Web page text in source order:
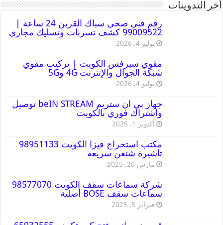
أخر التدوينات
رقم فني صحي سباك القرين 24 ساعة |
99009522 كشف تسربات وتسليك مجاري
يوليو 4, 2026
مقوي سيرفس الكويت | تركيب مقوي
شبكة الجوال والإنترنت 4G و5G
يوليو 4, 2026
جهاز بي ان ستريم beIN STREAM توصيل
واشتراك فوري بالكويت
أكتوبر 1, 2025
مكتب استخراج فيزا الكويت 98951133
تاشيرة شنغن سريعة
مارس 26, 2025
شركة سماعات سقف الكويت 98577070
سماعات سقف BOSE أصلية
فبراير 5, 2025